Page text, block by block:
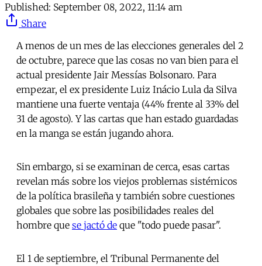
Published: September 08, 2022, 11:14 am
Share
A menos de un mes de las elecciones generales del 2
de octubre, parece que las cosas no van bien para el
actual presidente Jair Messías Bolsonaro. Para
empezar, el ex presidente Luiz Inácio Lula da Silva
mantiene una fuerte ventaja (44% frente al 33% del
31 de agosto). Y las cartas que han estado guardadas
en la manga se están jugando ahora.
Sin embargo, si se examinan de cerca, esas cartas
revelan más sobre los viejos problemas sistémicos
de la política brasileña y también sobre cuestiones
globales que sobre las posibilidades reales del
hombre que se jactó de que "todo puede pasar".
El 1 de septiembre, el Tribunal Permanente del